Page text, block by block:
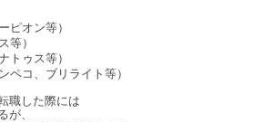
ピオン等）
等）
トゥス等）
ペコ、ブリライト等）
職した際には
が、